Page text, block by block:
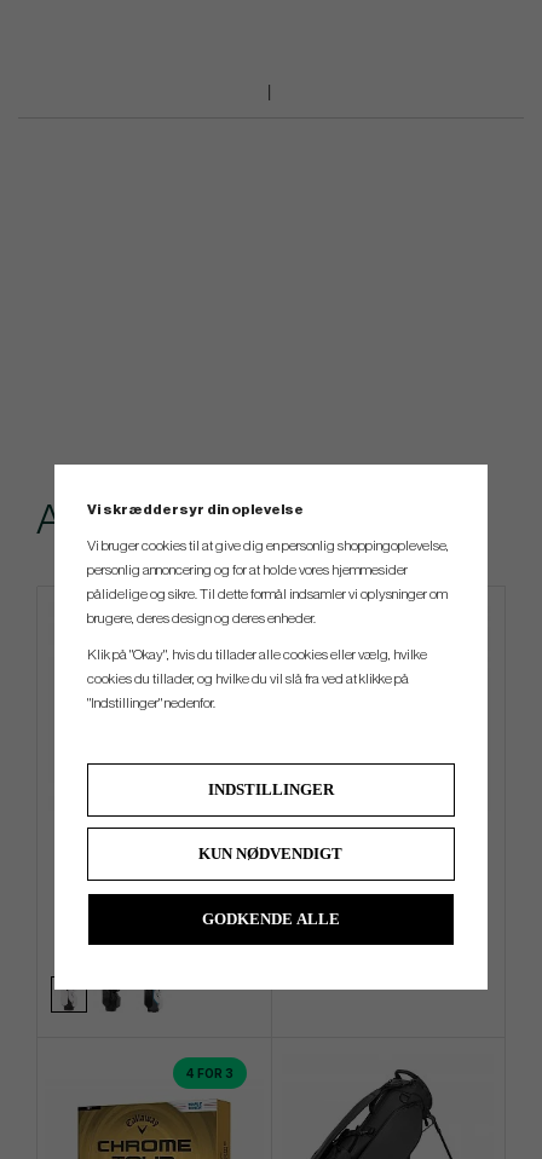
Andre købte også
kr.3 129 kr.4 759
4 FOR 3
Vi skræddersyr din oplevelse
Vi bruger cookies til at give dig en personlig shoppingoplevelse,
personlig annoncering og for at holde vores hjemmesider
pålidelige og sikre. Til dette formål indsamler vi oplysninger om
brugere, deres design og deres enheder.
Klik på "Okay", hvis du tillader alle cookies eller vælg, hvilke
cookies du tillader, og hvilke du vil slå fra ved at klikke på
"Indstillinger" nedenfor.
INDSTILLINGER
KUN NØDVENDIGT
GODKENDE ALLE